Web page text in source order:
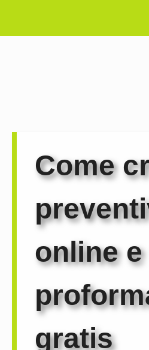
contenuto
Come
online
gratis